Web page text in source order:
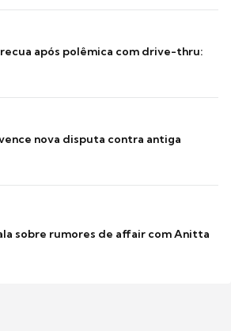
após polêmica com drive-thru:
nova disputa contra antiga
sobre rumores de affair com Anitta